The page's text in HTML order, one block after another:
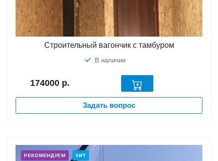
Строительный вагончик с тамбуром
В наличии
174000 р.
Задать вопрос
РЕКОМЕНДУЕМ ХИТ